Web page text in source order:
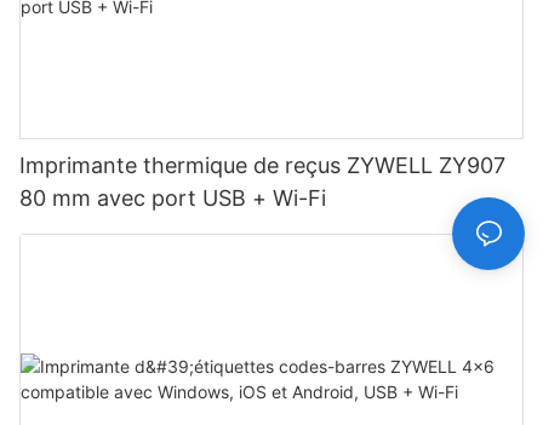
Imprimante thermique de reçus ZYWELL ZY907
80 mm avec port USB + Wi-Fi